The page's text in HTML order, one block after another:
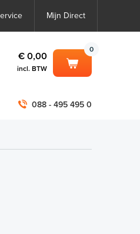
Mijn Direct
0
€ 0,00
incl. BTW
088 - 495 495 0